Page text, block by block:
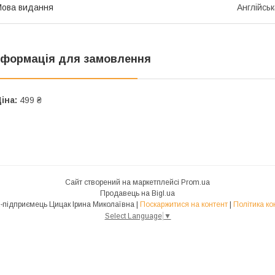
видання
для замовлення
499 ₴
Сайт створений на маркетплейсі Prom.ua
Продавець на Bigl.ua
Фізична особа-підприємець Цицак Ірина Миколаївна | Поскаржитися на контент | Політика
Select Language ▼